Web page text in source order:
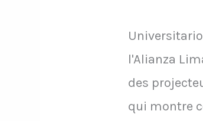
l'Alianza
des
qui montre